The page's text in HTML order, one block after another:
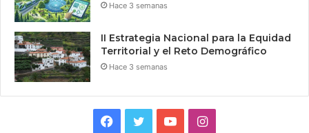
Hace 3 semanas
II Estrategia Nacional para la Equidad
Territorial y el Reto Demográfico
Hace 3 semanas
Facebook
TwitterYouTubeInstagram